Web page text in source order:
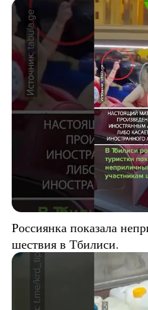
Россиянка показала
шествия в Тбилиси.